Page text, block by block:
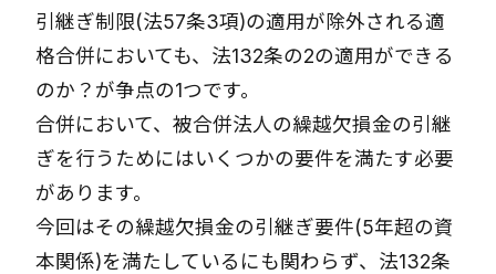
引継ぎ制限(法57条3項)の適用が除外される適
格合併においても、法132条の2の適用ができる
のか？が争点の1つです。
合併において、被合併法人の繰越欠損金の引継
ぎを行うためにはいくつかの要件を満たす必要
があります。
今回はその繰越欠損金の引継ぎ要件(5年超の資
本関係)を満たしているにも関わらず、法132条